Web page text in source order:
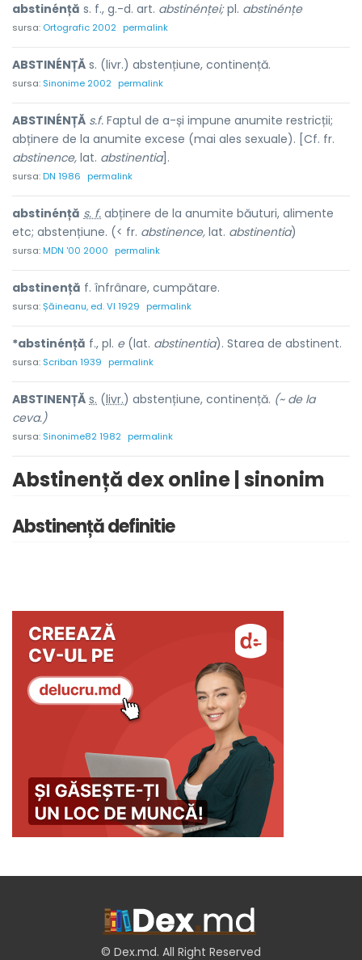
abstinénță s. f., g.-d. art. abstinénței;pl. abstinénțe
sursa: Ortografic 2002 permalink
ABSTINÉNȚĂ s. (livr.) abstențiune, continență.
sursa: Sinonime 2002 permalink
ABSTINÉNȚĂ s.f. Faptul de a-și impune anumite restricții;
abținere de la anumite excese (mai ales sexuale). [Cf. fr.
abstinence, lat. abstinentia].
sursa:DN 1986 permalink
abstinénță s. f. abținere de la anumite băuturi, alimente
etc; abstențiune. (< fr. abstinence, lat. abstinentia)
sursa:MDN '00 2000 permalink
abstinență f. înfrânare, cumpătare.
sursa:Șăineanu, ed. VI 1929 permalink
*abstinénță f., pl. e(lat. abstinentia). Starea de abstinent.
sursa: Scriban 1939 permalink
ABSTINENȚĂ s. (livr.) abstențiune, continență. (~ de la
ceva.)
sursa: Sinonime82 1982 permalink
Abstinență dex online | sinonim
Abstinență definitie
© Dex.md. All Right Reserved